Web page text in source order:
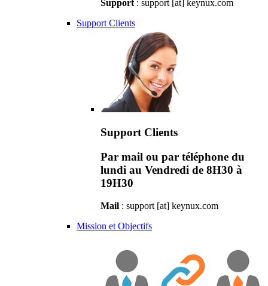
Support : support [at] keynux.com
Support Clients
Support Clients
Par mail ou par téléphone du
lundi au Vendredi de 8H30 à
19H30
Mail : support [at] keynux.com
Mission et Objectifs